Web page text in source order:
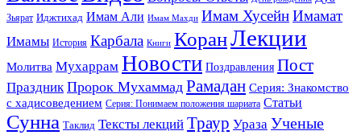
Зьярат Иджтихад Имам Али Имам Махди Имам ХусейнИмамат
Имамы История Карбала Книги КоранЛекции
Молитва Мухаррам Новости Поздравления Пост
Праздник Пророк Мухаммад Рамадан Серия: Знакомство
с хадисоведением Серия: Понимаем положения шариата Статьи
Сунна Таклид Тексты лекций Траур Ураза Ученые